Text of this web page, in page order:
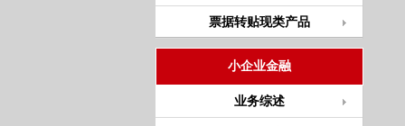
票据转贴现类产品
小企业金融
业务综述